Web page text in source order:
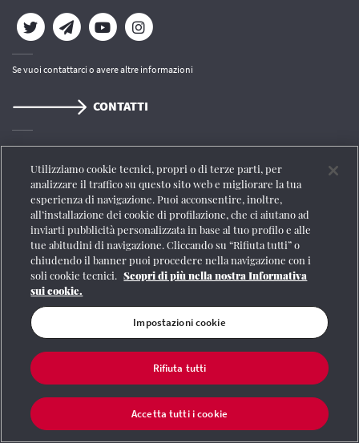
Se vuoi contattarci o avere altre informazioni
CONTATTI
Registrazione Tribunale di Roma n° 204/2009 |Aut. SIAE 1312/I/1382-Lic.
Società Consortile Fonografici 577/08
© Gruppo FS Italiane 2020
Mappa del
Termini e condizioni | Credits Protezione dei dati personali
Iva 06359501001
|Informativa cookie Impostazioni cookie
Utilizziamo cookie tecnici, propri o di terze parti, per
analizzare il traffico su questo sito web e migliorare la tua
esperienza di navigazione. Puoi acconsentire, inoltre,
all’installazione dei cookie di profilazione, che ci aiutano ad
inviarti pubblicità personalizzata in base al tuo profilo e alle
tue abitudini di navigazione. Cliccando su “Rifiuta tutti” o
chiudendo il banner puoi procedere nella navigazione con i
soli cookie tecnici. Scopri di più nella nostra Informativa
sui cookie.
Impostazioni cookie
Rifiuta tutti
Accetta tutti i cookie